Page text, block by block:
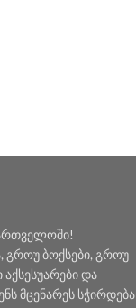
გროუ ბოქსები, გროუ
აქსესუარები და
მცენარეს სჭირდება